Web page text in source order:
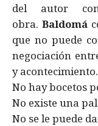
del autor
obra. Baldomá
que no puede
negociación
y acontecimiento.
No hay bocetos
No existe una
No se le puede